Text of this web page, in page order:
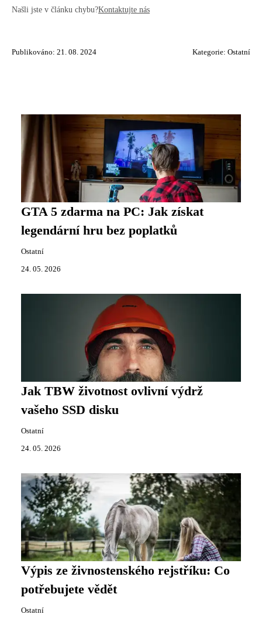
Našli jste v článku chybu?Kontaktujte nás
Publikováno: 21. 08. 2024 Kategorie: Ostatní
GTA 5 zdarma na PC: Jak získat
legendární hru bez poplatků
Ostatní
24. 05. 2026
Jak TBW životnost ovlivní výdrž
vašeho SSD disku
Ostatní
24. 05. 2026
Výpis ze živnostenského rejstříku: Co
potřebujete vědět
Ostatní